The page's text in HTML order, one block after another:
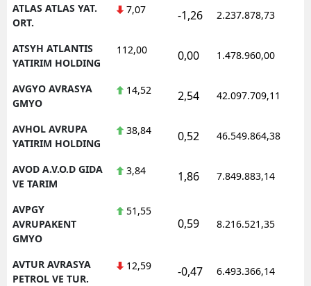
ATLAS ATLAS YAT.
ORT.
7,07 -1,26 2.237.878,73
ATSYH ATLANTIS
YATIRIM HOLDING
112,00 0,00 1.478.960,00
AVGYO AVRASYA
GMYO
14,52 2,54 42.097.709,11
AVHOL AVRUPA
YATIRIM HOLDING
38,84 0,52 46.549.864,38
AVOD A.V.O.D GIDA
VE TARIM
3,84 1,86 7.849.883,14
AVPGY
AVRUPAKENT
GMYO
51,55
0,59 8.216.521,35
AVTUR AVRASYA
PETROL VE TUR.
12,59 -0,47 6.493.366,14